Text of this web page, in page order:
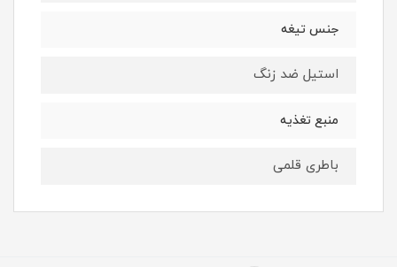
جنس تیغه
استیل ضد زنگ
منبع تغذیه
باطری قلمی